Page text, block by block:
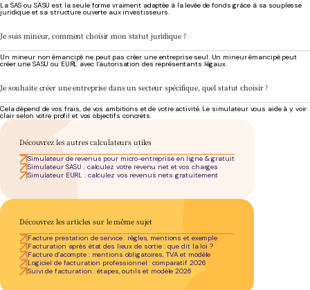
La SAS ou SASU est la seule forme vraiment adaptée à la levée de fonds grâce à sa souplesse
juridique et sa structure ouverte aux investisseurs.
Je suis mineur, comment choisir mon statut juridique ?
Un mineur non émancipé ne peut pas créer une entreprise seul. Un mineur émancipé peut
créer une SASU ou EURL avec l’autorisation des représentants légaux.
Je souhaite créer une entreprise dans un secteur spécifique, quel statut choisir ?
Cela dépend de vos frais, de vos ambitions et de votre activité. Le simulateur vous aide à y voir
clair selon votre profil et vos objectifs concrets.
Découvrez les autres calculateurs utiles
Simulateur de revenus pour micro-entreprise en ligne & gratuit
Simulateur SASU : calculez votre revenu net et vos charges
Simulateur EURL : calculez vos revenus nets gratuitement
Découvrez les articles sur le même sujet
Facture prestation de service : règles, mentions et exemple
Facturation après état des lieux de sortie : que dit la loi ?
Facture d'acompte : mentions obligatoires, TVA et modèle
Logiciel de facturation professionnel : comparatif 2026
Suivi de facturation : étapes, outils et modèle 2026